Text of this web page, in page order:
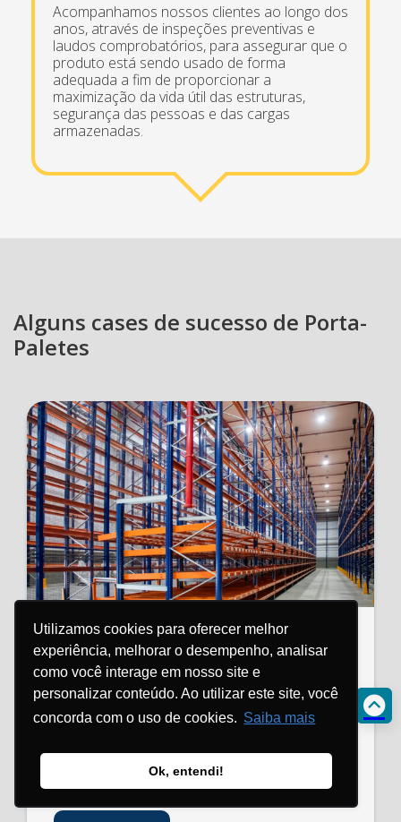
Utilizamos cookies para oferecer melhor
experiência, melhorar o desempenho, analisar
como você interage em nosso site e
personalizar conteúdo. Ao utilizar este site, você
concorda com o uso de cookies. Saiba mais
Ok, entendi!
Acompanhamos nossos clientes ao longo dos
anos, através de inspeções preventivas e
laudos comprobatórios, para assegurar que o
produto está sendo usado de forma
adequada a fim de proporcionar a
maximização da vida útil das estruturas,
segurança das pessoas e das cargas
armazenadas.
Alguns cases de sucesso de Porta-
Paletes
Flow rack, pick-to-light e áreas
segregadas: a operação por trás
de um CD farmacêutico
3 de agosto de 2026
Com flow racks, pick-to-light e áreas
ganhou eficiência, segurança e flexibilidade
operacional Abastecer